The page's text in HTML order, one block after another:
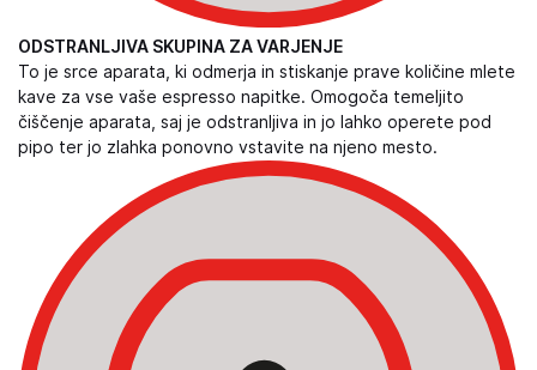
ODSTRANLJIVA SKUPINA ZA VARJENJE
To je srce aparata, ki odmerja in stiskanje prave količine mlete
kave za vse vaše espresso napitke. Omogoča temeljito
čiščenje aparata, saj je odstranljiva in jo lahko operete pod
pipo ter jo zlahka ponovno vstavite na njeno mesto.